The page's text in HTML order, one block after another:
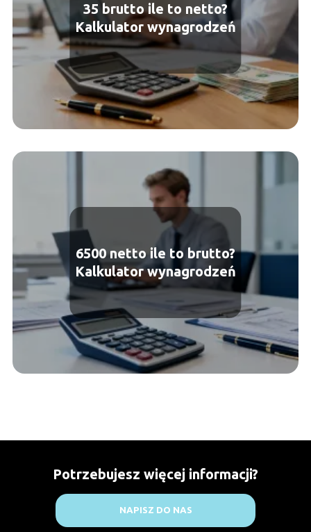
35 brutto ile to netto?
Kalkulator wynagrodzeń
6500 netto ile to brutto?
Kalkulator wynagrodzeń
Potrzebujesz więcej informacji?
NAPISZ DO NAS